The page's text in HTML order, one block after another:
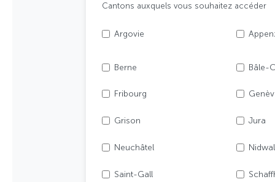
Cantons auxquels vous souhaitez accéder
Argovie
Berne Bâle-
Fribourg
Grison Jura
Neuchâtel
Saint-Gall